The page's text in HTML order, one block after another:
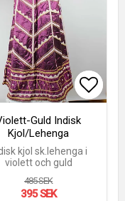
favoritlistan
favoritlistan
Guld Indisk
Kjol/Lehenga
kjol sk.lehenga i
violett och guld
485 SEK
395 SEK